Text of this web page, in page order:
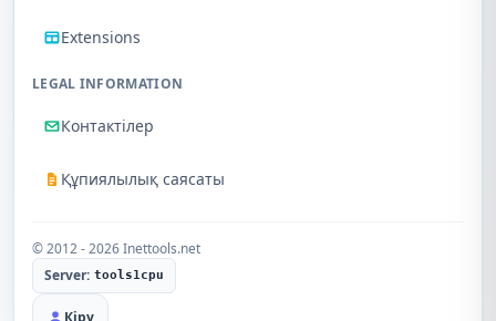
Extensions
LEGAL INFORMATION
Контактілер
Құпиялылық саясаты
© 2012 - 2026 Inettools.net
Server: tools1cpu
Кіру